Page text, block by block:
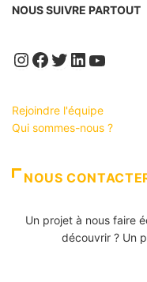
NOUS SUIVRE PARTOUT
Instagram
Facebook
Twitter
LinkedIn
Rejoindre l'équipe
Qui sommes-nous ?
NOUS
Un projet à nous faire
découvrir ? Un